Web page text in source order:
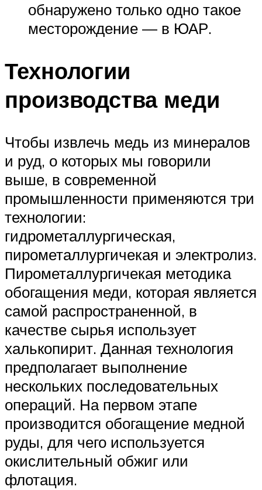
обнаружено только одно такое
месторождение — в ЮАР.
Технологии
производства меди
Чтобы извлечь медь из минералов
и руд, о которых мы говорили
выше, в современной
промышленности применяются три
технологии:
гидрометаллургическая,
пирометаллургичекая и электролиз.
Пирометаллургичекая методика
обогащения меди, которая является
самой распространенной, в
качестве сырья использует
халькопирит. Данная технология
предполагает выполнение
нескольких последовательных
операций. На первом этапе
производится обогащение медной
руды, для чего используется
окислительный обжиг или
флотация.